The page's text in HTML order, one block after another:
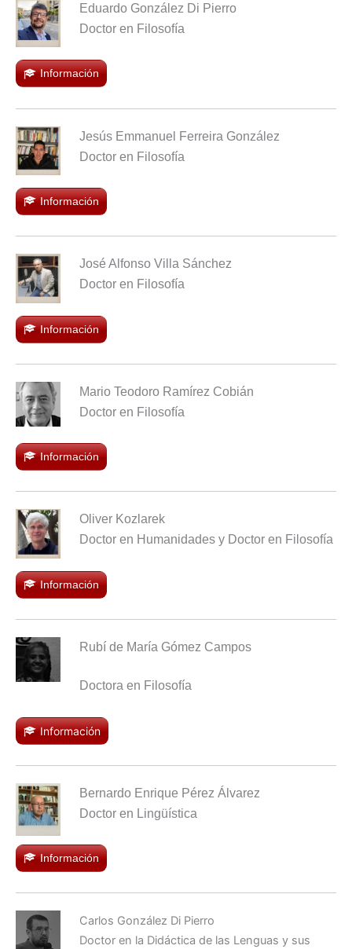
Eduardo González Di Pierro
Doctor en Filosofía
Información
Jesús Emmanuel Ferreira González
Doctor en Filosofía
Información
José Alfonso Villa Sánchez
Doctor en Filosofía
Información
Mario Teodoro Ramírez Cobián
Doctor en Filosofía
Información
Oliver Kozlarek
Doctor en Humanidades y Doctor en Filosofía
Información
Rubí de María Gómez Campos
Doctora en Filosofía
Información
Bernardo Enrique Pérez Álvarez
Doctor en Lingüística
Información
Carlos González Di Pierro
Doctor en la Didáctica de las Lenguas y sus